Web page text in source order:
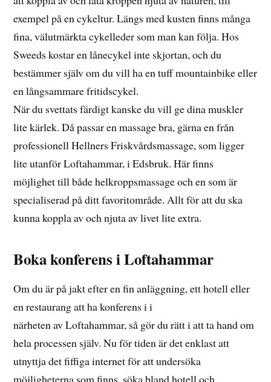
exempel på en cykeltur. Längs med kusten finns många
fina, välutmärkta cykelleder som man kan följa. Hos
Sweeds kostar en lånecykel inte skjortan, och du
bestämmer själv om du vill ha en tuff mountainbike eller
en långsammare fritidscykel.
När du svettats färdigt kanske du vill ge dina muskler
lite kärlek. Då passar en massage bra, gärna en från
professionell Hellners Friskvårdsmassage, som ligger
lite utanför Loftahammar, i Edsbruk. Här finns
möjlighet till både helkroppsmassage och en som är
specialiserad på ditt favoritområde. Allt för att du ska
kunna koppla av och njuta av livet lite extra.
Boka konferens i Loftahammar
Om du är på jakt efter en fin anläggning, ett hotell eller
en restaurang att ha konferens i i
närheten av Loftahammar, så gör du rätt i att ta hand om
hela processen själv. Nu för tiden är det enklast att
utnyttja det fiffiga internet för att undersöka
möjligheterna som finns, söka bland hotell och